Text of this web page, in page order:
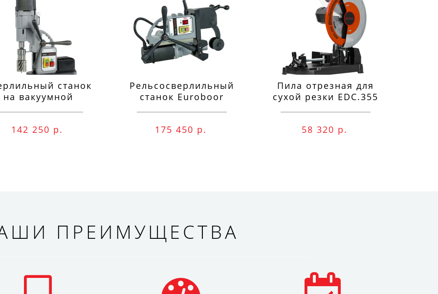
станок
на вакуумной
142 250 р.
Рельсосверлильный
станок Euroboor
175 450 р.
Пила отрезная для
сухой резки EDC.355
58 320 р.
ПРЕИМУЩЕСТВА